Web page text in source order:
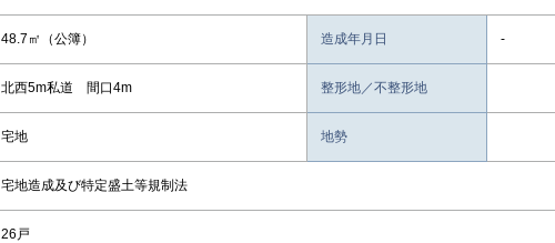
48.7㎡（公簿） 造成年月日 -
北西5m私道 間口4m 整形地／不整形地
宅地 地勢
宅地造成及び特定盛土等規制法
26戸